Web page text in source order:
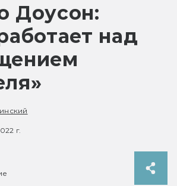
Доусон:
над
г.